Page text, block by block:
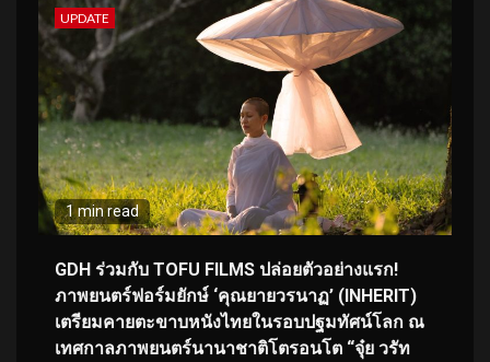
UPDATE
1 min read
GDH ร่วมกับ TOFU FILMS ปล่อยตัวอย่างแรก!
ภาพยนตร์ฟอร์มยักษ์ ‘คุณยายวรนาฏ’ (INHERIT)
เตรียมคายตะขาบหนังไทยในรอบปฐมทัศน์โลก ณ
เทศกาลภาพยนตร์นานาชาติโตรอนโต “จุ๋ย วรัท